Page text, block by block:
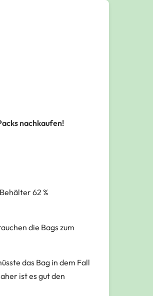
nachkaufen!
62 %
die Bags zum
das Bag in dem Fall
ist es gut den